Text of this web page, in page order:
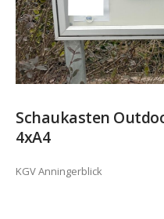
Schaukasten
4xA4
KGV Anningerblick